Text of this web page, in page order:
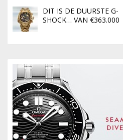
DIT IS DE DUURSTE G-
SHOCK… VAN €363.000